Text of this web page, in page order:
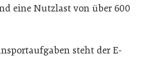
eine Nutzlast von über 600
steht der E-